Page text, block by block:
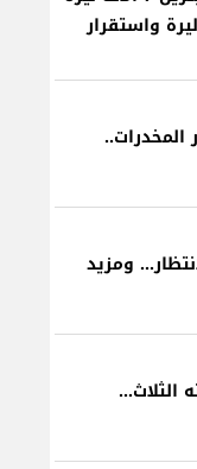
10 آلاف ليرة واستقرار
المخدرات..
ومزيد
الثلاث…